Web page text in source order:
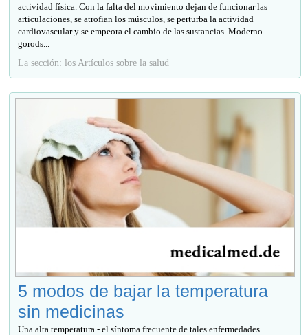
actividad física. Con la falta del movimiento dejan de funcionar las
articulaciones, se atrofian los músculos, se perturba la actividad
cardiovascular y se empeora el cambio de las sustancias. Moderno
gorods...
La sección: los Artículos sobre la salud
5 modos de bajar la temperatura
sin medicinas
Una alta temperatura - el síntoma frecuente de tales enfermedades